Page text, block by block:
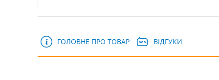
ГОЛОВНЕ ПРО ТОВАР ВІДГУКИ